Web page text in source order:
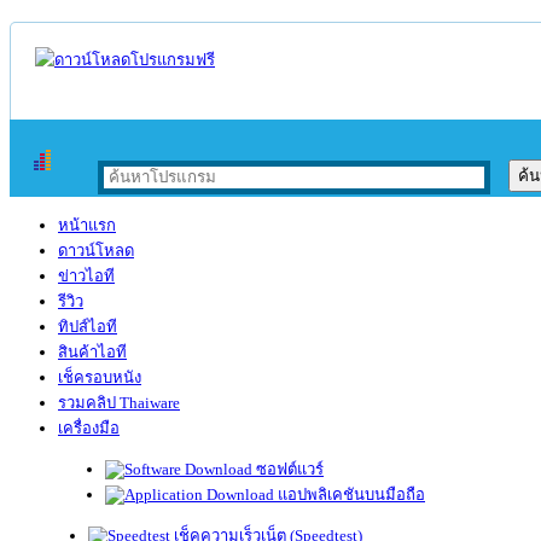
หน้าแรก
ดาวน์โหลด
ข่าวไอที
รีวิว
ทิปส์ไอที
สินค้าไอที
เช็ครอบหนัง
รวมคลิป Thaiware
เครื่องมือ
ซอฟต์แวร์
แอปพลิเคชันบนมือถือ
เช็คความเร็วเน็ต (Speedtest)